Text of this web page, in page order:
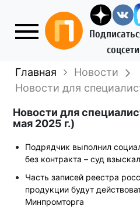
соцсети
Главная
Новости
Новости для
Новости для
мая 2025 г.)
Подрядчик выполнил
без контракта – суд
Часть записей реестра
продукции будут
Минпромторга